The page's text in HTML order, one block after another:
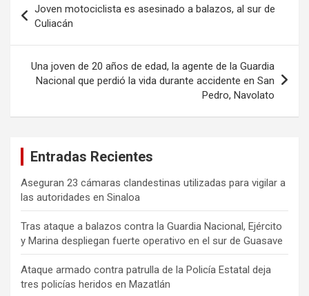
de
entradas
Joven motociclista es asesinado a balazos, al sur de
Culiacán
Una joven de 20 años de edad, la agente de la Guardia
Nacional que perdió la vida durante accidente en San
Pedro, Navolato
Entradas Recientes
Aseguran 23 cámaras clandestinas utilizadas para vigilar a
las autoridades en Sinaloa
Tras ataque a balazos contra la Guardia Nacional, Ejército
y Marina despliegan fuerte operativo en el sur de Guasave
Ataque armado contra patrulla de la Policía Estatal deja
tres policías heridos en Mazatlán